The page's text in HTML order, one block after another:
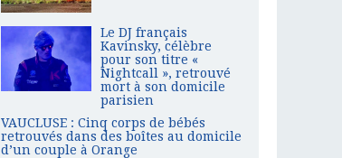
Le DJ français
Kavinsky, célèbre
pour son titre «
Nightcall », retrouvé
mort à son domicile
parisien
VAUCLUSE : Cinq corps de bébés
retrouvés dans des boîtes au domicile
d’un couple à Orange